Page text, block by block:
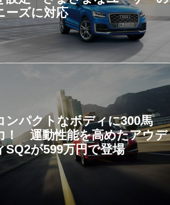
ーズに対応
ンパクトなボディに300馬
！ 運動性能を高めたアウデ
SQ2が599万円で登場